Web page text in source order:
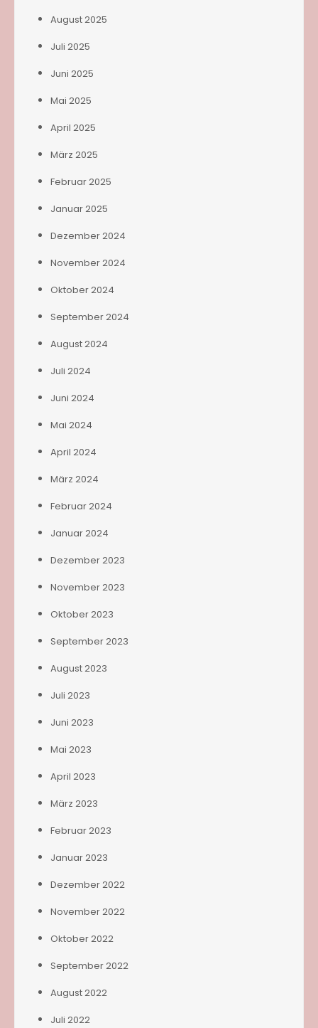
August 2025
Juli 2025
Juni 2025
Mai 2025
April 2025
März 2025
Februar 2025
Januar 2025
Dezember 2024
November 2024
Oktober 2024
September 2024
August 2024
Juli 2024
Juni 2024
Mai 2024
April 2024
März 2024
Februar 2024
Januar 2024
Dezember 2023
November 2023
Oktober 2023
September 2023
August 2023
Juli 2023
Juni 2023
Mai 2023
April 2023
März 2023
Februar 2023
Januar 2023
Dezember 2022
November 2022
Oktober 2022
September 2022
August 2022
Juli 2022